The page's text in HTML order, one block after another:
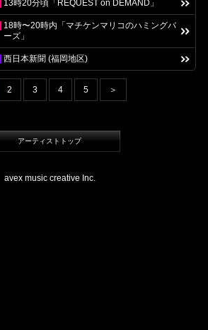
13時20分頃「REQUEST on DEMAND」
18時〜20時内「マチケンマリコのハミングバ
ーズ」
西日本新聞 (福岡地区)
2 3 4 5 ＞
アーティストトップ
avex music creative Inc.